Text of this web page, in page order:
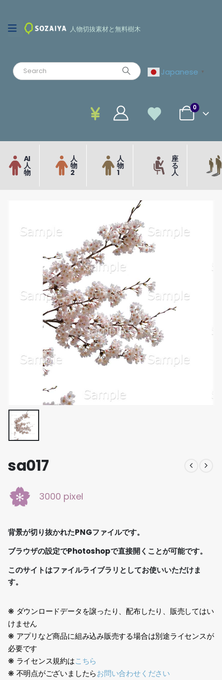
人物切抜素材と無料樹木
Japanese ▼
0
AI
人
物
人
物
2
人
物
1
座
る
人
sa017
3000 pixel
背景が切り抜かれたPNGファイルです。
ブラウザの設定でPhotoshopで直接開くことが可能です。
このサイトはファイルライブラリとしてお使いいただけま
す。
❋ ダウンロードデータを譲ったり、配布したり、販売してはい
けません
❋ アプリなど商品に組み込み販売する場合は別途ライセンスが
必要です
❋ ライセンス規約はこちら
❋ 不明点がございましたらお問い合わせください